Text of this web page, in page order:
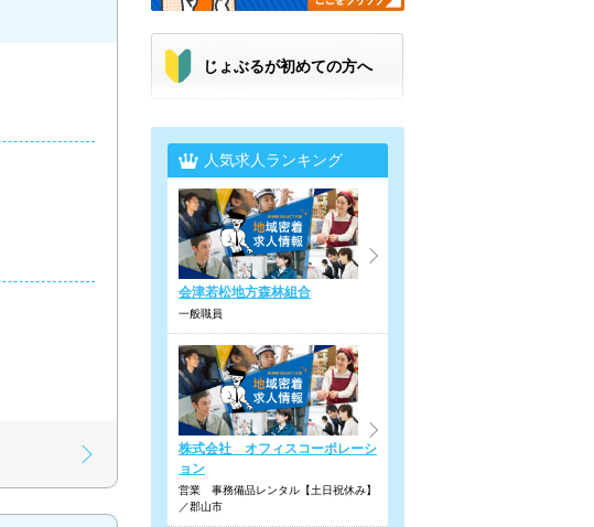
じょぶるが初めての方へ
人気求人ランキング
会津若松地方森林組合
一般職員
株式会社 オフィスコーポレーシ
ョン
営業 事務備品レンタル【土日祝休み】
／郡山市